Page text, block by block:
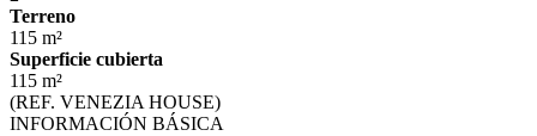
Terreno
115 m²
Superficie cubierta
115 m²
(REF. VENEZIA HOUSE)
INFORMACIÓN BÁSICA